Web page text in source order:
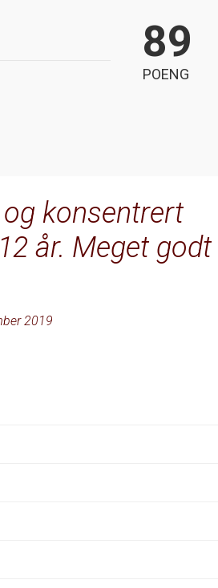
89
POENG
konsentrert
år. Meget godt
2019